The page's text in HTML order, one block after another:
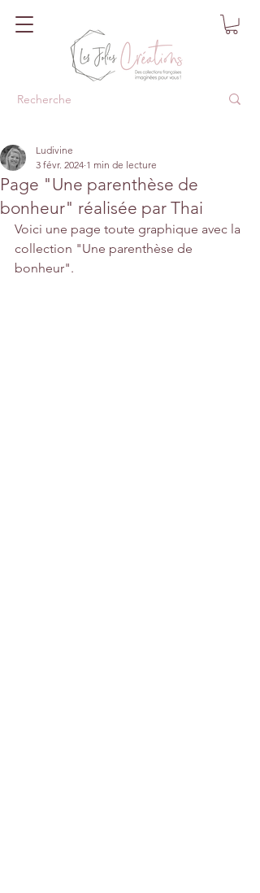
Page "Une parenthèse de
bonheur" réalisée par Thai
Ludivine
3 févr. 2024 1 min de lecture
Voici une page toute graphique avec la
collection "Une parenthèse de
bonheur".